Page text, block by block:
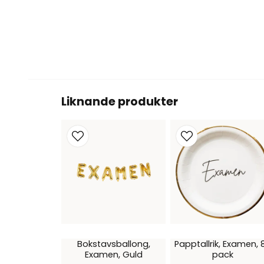
Liknande produkter
Bokstavsballong,
Examen, Guld
Papptallrik, Examen,
pack